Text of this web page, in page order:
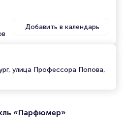
Добавить в календарь
улица Профессора Попова,
«Парфюмер»